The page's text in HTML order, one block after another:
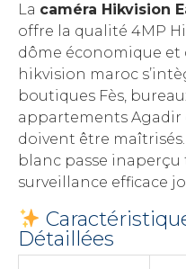
La caméra Hikvision
offre la qualité 4MP
dôme économique et
hikvision maroc
boutiques Fès,
appartements
doivent être
blanc passe
surveillance efficace
Détaillées